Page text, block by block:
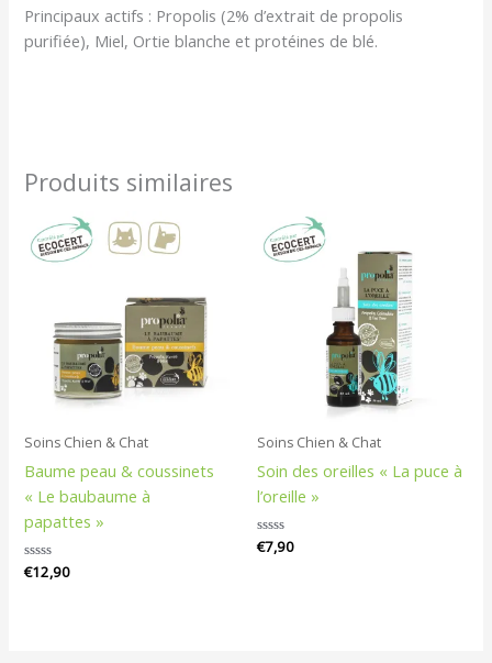
Principaux actifs : Propolis (2% d’extrait de propolis
purifiée), Miel, Ortie blanche et protéines de blé.
Produits similaires
Soins Chien & Chat
Baume peau & coussinets
« Le baubaume à
papattes »
Note
€12,90
Soins Chien & Chat
Soin des oreilles « La puce à
l’oreille »
Note
€7,90